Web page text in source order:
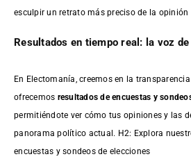
esculpir un retrato más preciso de la opinión
Resultados en tiempo real: la voz
En Electomanía, creemos en la
ofrecemos resultados deencuestas y
permitiéndote ver cómo tus opiniones y las
panorama político actual. H2: Explora
encuestas y sondeos de elecciones